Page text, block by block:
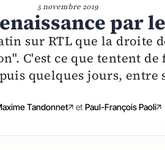
5 novembre 2019
par
sur RTL que la droite
C'est ce que tentent
quelques jours, entre
Tandonnet et Paul-François Paoli